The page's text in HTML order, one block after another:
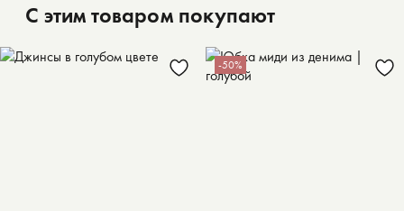
С этим товаром покупают
-50%